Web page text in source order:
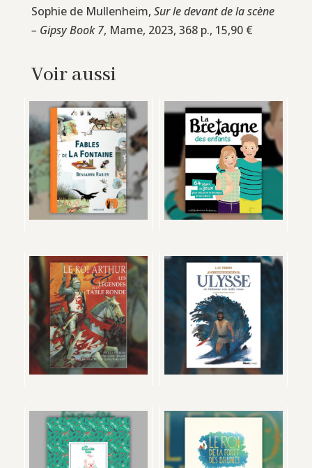
Sophie de Mullenheim, Sur le devant de la scène
– Gipsy Book 7, Mame, 2023, 368 p., 15,90 €
Voir aussi